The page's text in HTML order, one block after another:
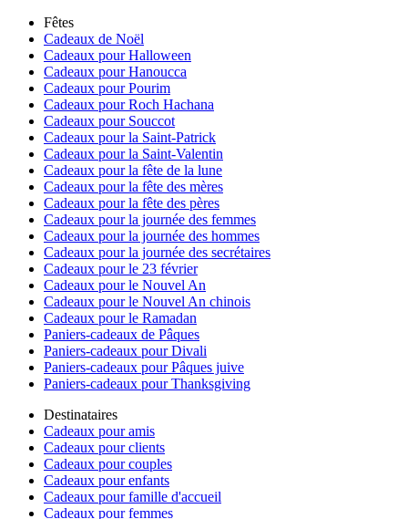
Fêtes
Cadeaux de Noël
Cadeaux pour Halloween
Cadeaux pour Hanoucca
Cadeaux pour Pourim
Cadeaux pour Roch Hachana
Cadeaux pour Souccot
Cadeaux pour la Saint-Patrick
Cadeaux pour la Saint-Valentin
Cadeaux pour la fête de la lune
Cadeaux pour la fête des mères
Cadeaux pour la fête des pères
Cadeaux pour la journée des femmes
Cadeaux pour la journée des hommes
Cadeaux pour la journée des secrétaires
Cadeaux pour le 23 février
Cadeaux pour le Nouvel An
Cadeaux pour le Nouvel An chinois
Cadeaux pour le Ramadan
Paniers-cadeaux de Pâques
Paniers-cadeaux pour Divali
Paniers-cadeaux pour Pâques juive
Paniers-cadeaux pour Thanksgiving
Destinataires
Cadeaux pour amis
Cadeaux pour clients
Cadeaux pour couples
Cadeaux pour enfants
Cadeaux pour famille d'accueil
Cadeaux pour femmes